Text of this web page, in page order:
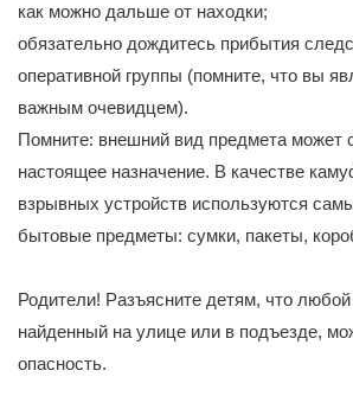
как можно дальше от находки;
обязательно дождитесь прибытия
оперативной группы (помните, что вы
важным очевидцем).
Помните: внешний вид предмета может
настоящее назначение. В качестве
взрывных устройств используются
бытовые предметы: сумки, пакеты,
Родители! Разъясните детям, что любой
найденный на улице или в подъезде,
опасность.